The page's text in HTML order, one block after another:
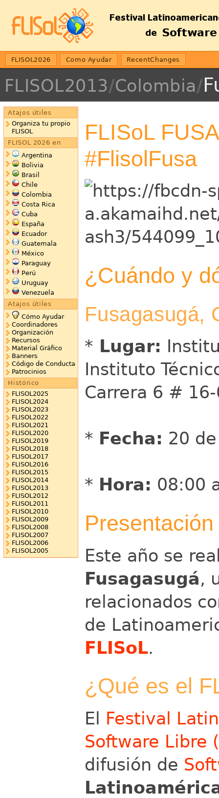
FLISOL2026 Como Ayudar RecentChanges
FLISOL2013/Colombia/
Atajos útiles
Organiza tu propio
FLISOL
FLISOL 2026 en
Argentina
Bolivia
Brasil
Chile
Colombia
Costa Rica
Cuba
España
Ecuador
Guatemala
México
Paraguay
Perú
Uruguay
Venezuela
Atajos útiles
Cómo Ayudar
Coordinadores
Organización
Recursos
Material Gráfico
Banners
Código de Conducta
Patrocinios
Histórico
FLISOL2025
FLISOL2024
FLISOL2023
FLISOL2022
FLISOL2021
FLISOL2020
FLISOL2019
FLISOL2018
FLISOL2017
FLISOL2016
FLISOL2015
FLISOL2014
FLISOL2013
FLISOL2012
FLISOL2011
FLISOL2010
FLISOL2009
FLISOL2008
FLISOL2007
FLISOL2006
FLISOL2005
FLISoL
#FlisolFusa
¿Cuándo y
Fusagasugá,
* Lugar:
Instituto
Carrera 6 #
* Fecha: 20
* Hora: 08:00
Presentación
Este año se
Fusagasugá,
relacionados
de
FLISoL.
¿Qué es el
El Festival
Software Libre
difusión de